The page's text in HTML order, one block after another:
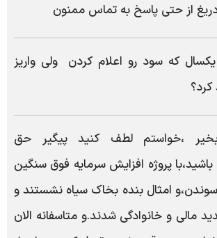
که سود رو اعلام کردن ولی واریز
کرد؟
،خواستم لطف کنید پیگیر حق
باشید،با پروژه افزایش سرمایه فوق سنگین
رسوندن،و امثال بنده بخاک سیاه نشستند و
مالی و خانوادگی شدند.و متاسفانه الان